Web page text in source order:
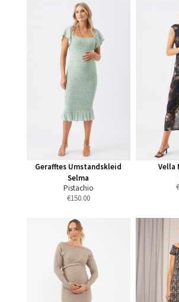
Gerafftes Umstandskleid
Selma
Pistachio
€150.00
Vella
€